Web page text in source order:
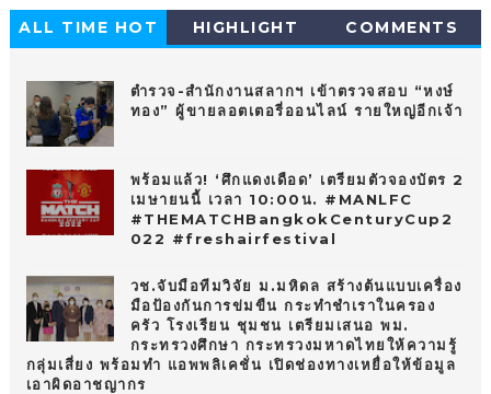
ALL TIME HOT
HIGHLIGHT COMMENTS
ตำรวจ-สำนักงานสลากฯ เข้าตรวจสอบ “หงษ์
ทอง” ผู้ขายลอตเตอรี่ออนไลน์ รายใหญ่อีกเจ้า
พร้อมแล้ว! ‘ศึกแดงเดือด’ เตรียมตัวจองบัตร 2
เมษายนนี้ เวลา 10:00น. #MANLFC
#THEMATCHBangkokCenturyCup2
022 #freshairfestival
วช.จับมือทีมวิจัย ม.มหิดล สร้างต้นแบบเครื่อง
มือป้องกันการข่มขืน กระทำชำเราในครอง
ครัว โรงเรียน ชุมชน เตรียมเสนอ พม.
กระทรวงศึกษา กระทรวงมหาดไทยให้ความรู้
กลุ่มเสี่ยง พร้อมทำ แอพพลิเคชั่น เปิดช่องทางเหยื่อให้ข้อมูล
เอาผิดอาชญากร